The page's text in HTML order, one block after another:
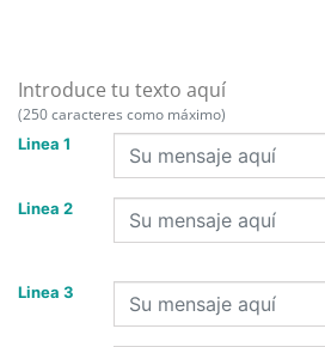
Introduce tu texto aquí
(250 caracteres como máximo)
Linea 1
Linea 2
Linea 3